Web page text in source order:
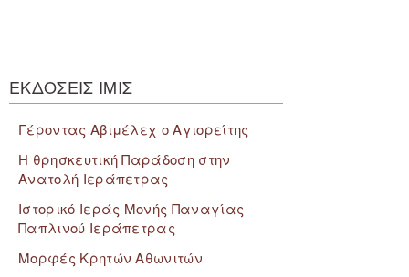
ΕΚΔΟΣΕΙΣ ΙΜΙΣ
Γέροντας Αβιμέλεχ ο Αγιορείτης
Η θρησκευτική Παράδοση στην
Ανατολή Ιεράπετρας
Ιστορικό Ιεράς Μονής Παναγίας
Παπλινού Ιεράπετρας
Μορφές Κρητών Αθωνιτών